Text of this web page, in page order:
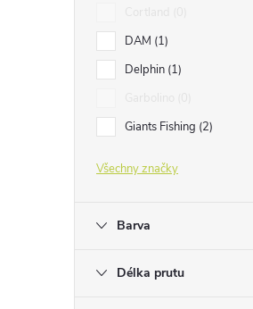
DAM 1
Delphin 1
Giants Fishing 2
Všechny značky
Barva
Délka prutu